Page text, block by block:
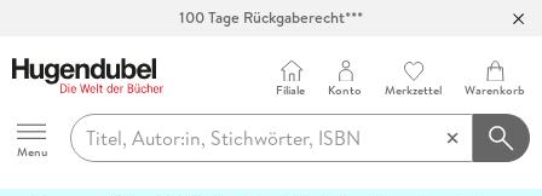
100 Tage Rückgaberecht***
Hugendubel
Menu
Filiale Konto Merkzettel Warenkorb